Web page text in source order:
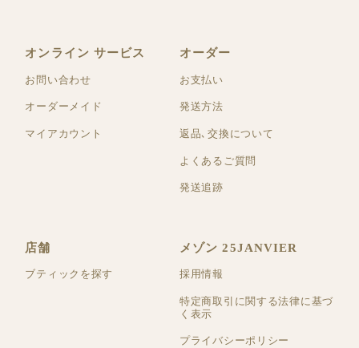
オンライン サービス
お問い合わせ
オーダーメイド
マイアカウント
オーダー
お支払い
発送方法
返品､交換について
よくあるご質問
発送追跡
店舗
ブティックを探す
メゾン 25JANVIER
採用情報
特定商取引に関する法律に基づ
く表示
プライバシーポリシー